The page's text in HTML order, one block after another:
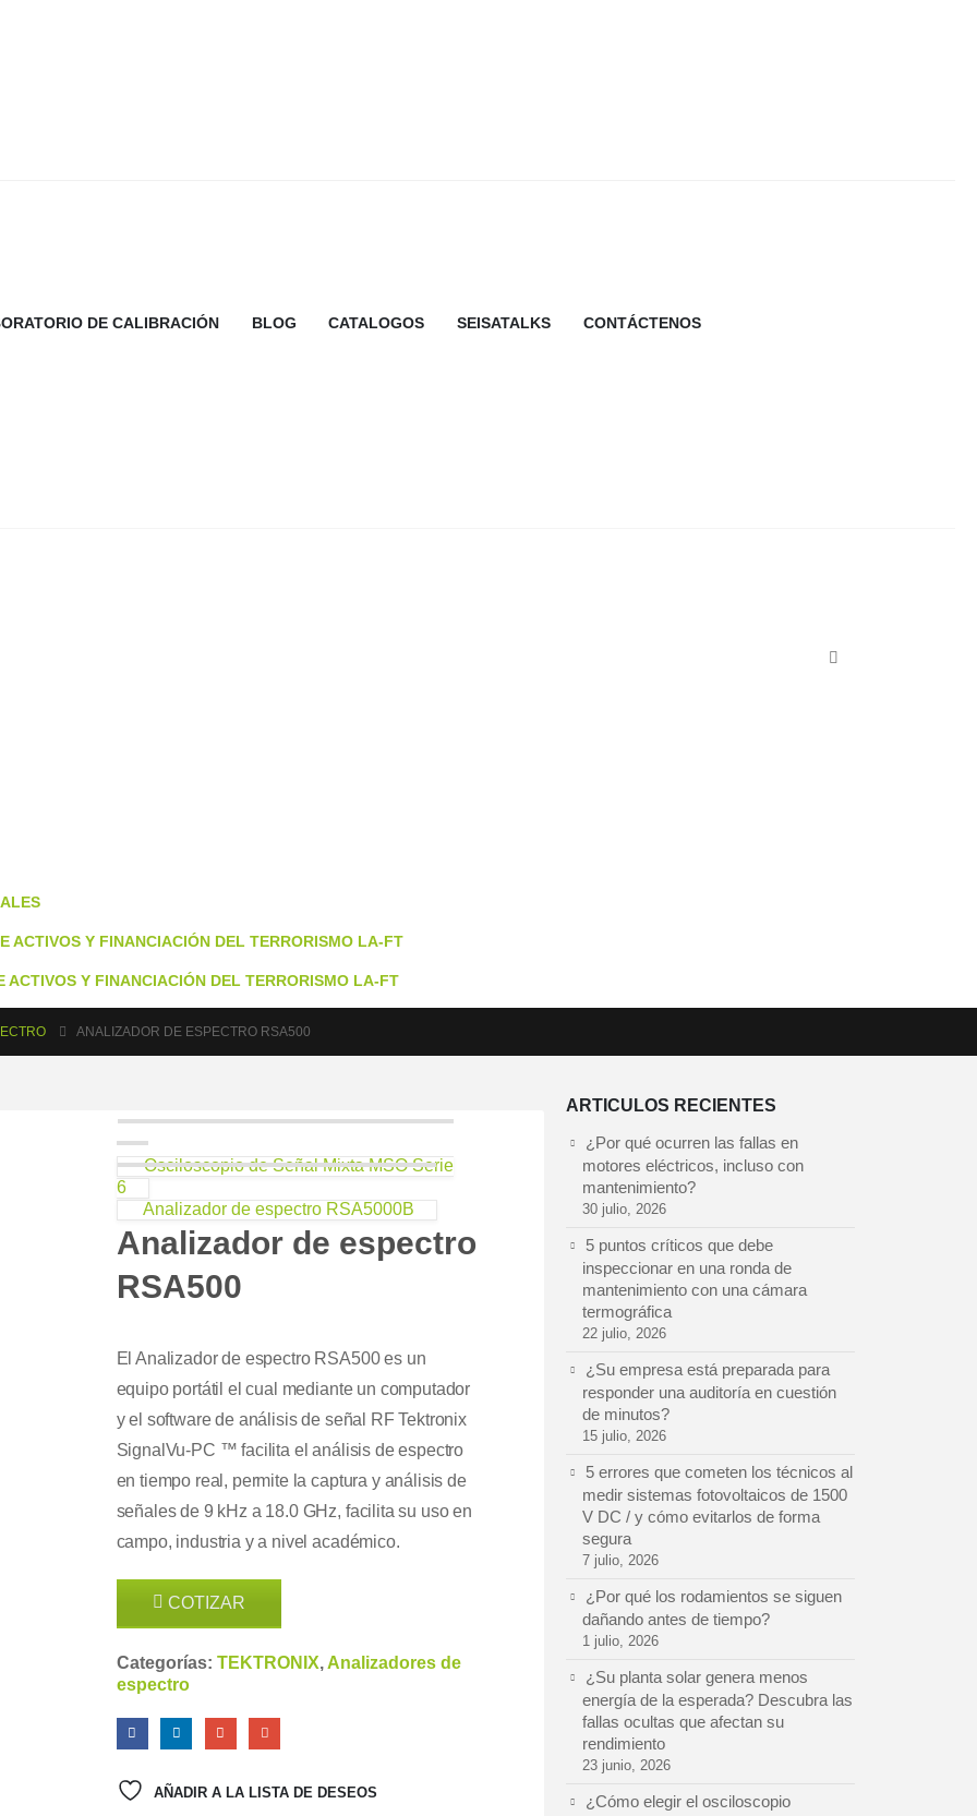
DE CALIBRACIÓN BLOG CATALOGOS SEISATALKS CONTÁCTENOS
ACTIVOS Y FINANCIACIÓN DEL TERRORISMO LA-FT
ACTIVOS Y FINANCIACIÓN DEL TERRORISMO LA-FT
ANALIZADOR DE ESPECTRO RSA500
Osciloscopio de Señal Mixta MSO Serie
6
Analizador de espectro RSA5000B
Analizador de espectro
RSA500
El Analizador de espectro RSA500 es un
equipo portátil el cual mediante un computador
y el software de análisis de señal RF Tektronix
SignalVu-PC ™ facilita el análisis de espectro
en tiempo real, permite la captura y análisis de
señales de 9 kHz a 18.0 GHz, facilita su uso en
campo, industria y a nivel académico.
COTIZAR
Categorías: TEKTRONIX, Analizadores de
espectro
AÑADIR A LA LISTA DE DESEOS
ARTICULOS RECIENTES
¿Por qué ocurren las fallas en
motores eléctricos, incluso con
mantenimiento?
30 julio, 2026
5 puntos críticos que debe
inspeccionar en una ronda de
mantenimiento con una cámara
termográfica
22 julio, 2026
¿Su empresa está preparada para
responder una auditoría en cuestión
de minutos?
15 julio, 2026
5 errores que cometen los técnicos al
medir sistemas fotovoltaicos de 1500
V DC / y cómo evitarlos de forma
segura
7 julio, 2026
¿Por qué los rodamientos se siguen
dañando antes de tiempo?
1 julio, 2026
¿Su planta solar genera menos
energía de la esperada? Descubra las
fallas ocultas que afectan su
rendimiento
23 junio, 2026
¿Cómo elegir el osciloscopio